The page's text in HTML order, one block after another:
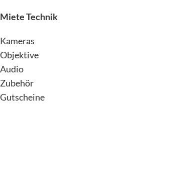
Miete Technik
Kameras
Objektive
Audio
Zubehör
Gutscheine